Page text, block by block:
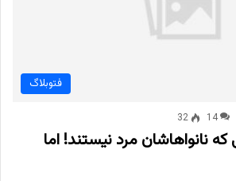
فتوبلاگ
14
32
نانواهاشان مرد نیستند! اما